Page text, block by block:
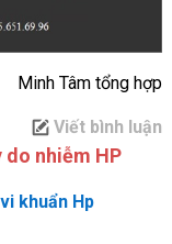
Minh Tâm tổng hợp
Viết bình luận
do nhiễm HP
khuẩn Hp